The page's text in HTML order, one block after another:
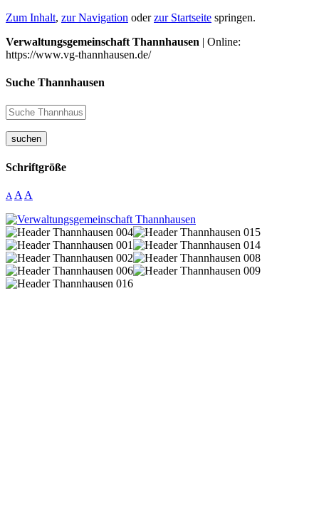
Zum Inhalt, zur Navigation oderzur Startseite springen.
Verwaltungsgemeinschaft Thannhausen | Online:
https://www.vg-thannhausen.de/
Suche Thannhausen
suchen
Schriftgröße
A A A